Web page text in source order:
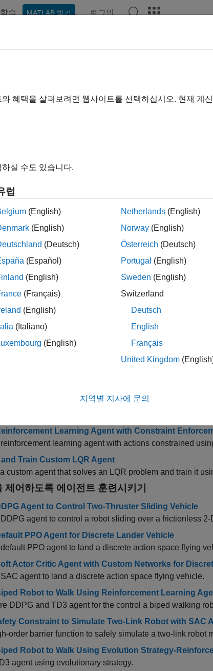
학습 MATLAB 받기 로그인
례
을 적용하는 방법에 대한 예제
습은 제어, 로보틱스, 스케줄링, 최적화, 금융 등 서로 다른
업을 수행하도록 에이전트 훈련시키기
에이전트를 사용하여 탱크의 수위 제어하기
®에서 모델링된 플랜트를 훈련 환경으로 설정하여 강화
습을 사용하여 PI 제어기 조정하기
이전트를 사용하여 PI 제어기의 이득을 조정합니다.
Agent for Ball Balance Control
SAC agent to balance a ball on a flat surface using a robot
TD3 Agent to Control Quanser QUBE Pendulum
agent offline to control a Quanser QUBE pendulum.
Agent for PMSM Control
TD3 agent to control the currents in a permanent magnet
Control of PMSM Using Reinforcement
shows you how to use the control design method
Agent with LSTM Network to Control House
Learning Agent with Constraint
learning agent with actions constrained
Train Custom LQR Agent
custom agent that solves an LQR problem and train it
제어하도록 에이전트 훈련시키기
Agent to Control Two-Thruster Sliding Vehicle
agent to control a robot sliding over a frictionless 2-
PPO Agent for Discrete Lander Vehicle
PPO agent to land a discrete action space flying
Actor Critic Agent with Custom Networks for
agent to land a discrete action space flying vehicle.
Robot to Walk Using Reinforcement Learning
DDPG and TD3 agent for the control a biped walking
Constraint to Simulate Two-Link Robot with SAC
order barrier function to safely simulate a two-link robot
Robot to Walk Using Evolution Strategy-
agent using evolutionary strategy.
혜택을 살펴보려면 웹사이트를 선택하십시오. 현재 계
실 수도 있습니다.
럽
(English)
(English)
(Deutsch)
(Español)
(English)
(Français)
(English)
(Italiano)
(English)
Netherlands (English)
Norway (English)
Österreich (Deutsch)
Portugal (English)
Sweden (English)
Switzerland
Deutsch
English
Français
United Kingdom
지역별 지사에 문의